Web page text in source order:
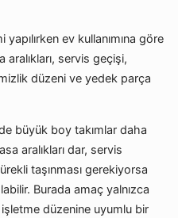
ev kullanımına göre
servis geçişi,
düzeni ve yedek parça
büyük boy takımlar daha
aralıkları dar, servis
taşınması gerekiyorsa
Burada amaç yalnızca
düzenine uyumlu bir